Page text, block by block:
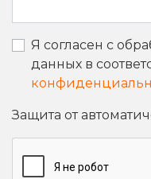
Я согласен с
данных в
Защита от